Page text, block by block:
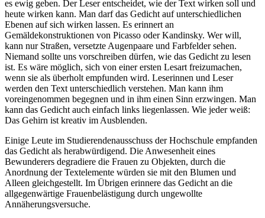
es ewig geben. Der Leser entscheidet, wie der Text wirken soll und
heute wirken kann. Man darf das Gedicht auf unterschiedlichen
Ebenen auf sich wirken lassen. Es erinnert an
Gemäldekonstruktionen von Picasso oder Kandinsky. Wer will,
kann nur Straßen, versetzte Augenpaare und Farbfelder sehen.
Niemand sollte uns vorschreiben dürfen, wie das Gedicht zu lesen
ist. Es wäre möglich, sich von einer ersten Lesart freizumachen,
wenn sie als überholt empfunden wird. Leserinnen und Leser
werden den Text unterschiedlich verstehen. Man kann ihm
voreingenommen begegnen und in ihm einen Sinn erzwingen. Man
kann das Gedicht auch einfach links liegenlassen. Wie jeder weiß:
Das Gehirn ist kreativ im Ausblenden.
Einige Leute im Studierendenausschuss der Hochschule empfanden
das Gedicht als herabwürdigend. Die Anwesenheit eines
Bewunderers degradiere die Frauen zu Objekten, durch die
Anordnung der Textelemente würden sie mit den Blumen und
Alleen gleichgestellt. Im Übrigen erinnere das Gedicht an die
allgegenwärtige Frauenbelästigung durch ungewollte
Annäherungsversuche.